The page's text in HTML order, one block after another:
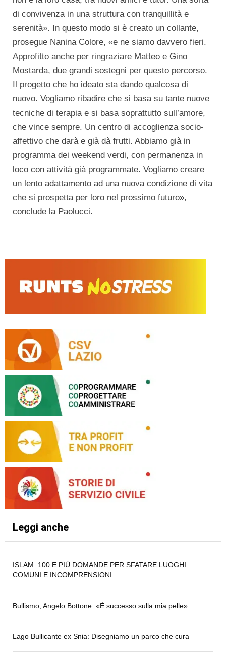
di convivenza in una struttura con tranquillità e
serenità». In questo modo si è creato un collante,
prosegue Nanina Colore, «e ne siamo davvero fieri.
Approfitto anche per ringraziare Matteo e Gino
Mostarda, due grandi sostegni per questo percorso.
Il progetto che ho ideato sta dando qualcosa di
nuovo. Vogliamo ribadire che si basa su tante nuove
tecniche di terapia e si basa soprattutto sull’amore,
che vince sempre. Un centro di accoglienza socio-
affettivo che darà e già dà frutti. Abbiamo già in
programma dei weekend verdi, con permanenza in
loco con attività già programmate. Vogliamo creare
un lento adattamento ad una nuova condizione di vita
che si prospetta per loro nel prossimo futuro»,
conclude la Paolucci.
Leggi anche
ISLAM. 100 E PIÙ DOMANDE PER SFATARE LUOGHI
COMUNI E INCOMPRENSIONI
Bullismo, Angelo Bottone: «È successo sulla mia pelle»
Lago Bullicante ex Snia: Disegniamo un parco che cura